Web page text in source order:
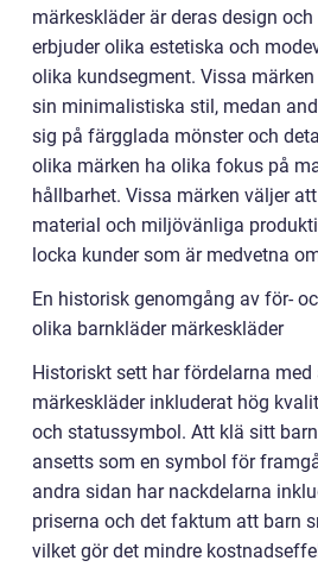
märkeskläder är deras design
erbjuder olika estetiska och
olika kundsegment. Vissa
sin minimalistiska stil, medan
sig på färgglada mönster och
olika märken ha olika fokus på
hållbarhet. Vissa märken väljer
material och miljövänliga
locka kunder som är medvetna
En historisk genomgång av för-
olika barnkläder märkeskläder
Historiskt sett har fördelarna
märkeskläder inkluderat hög
och statussymbol. Att klä sitt
ansetts som en symbol för
andra sidan har nackdelarna
priserna och det faktum att barn
vilket gör det mindre